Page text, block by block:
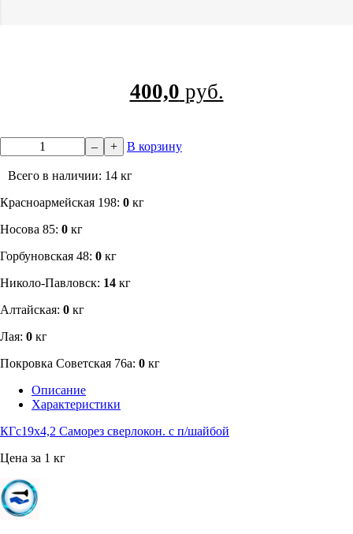
400,0 руб.
– + В корзину
Всего в наличии: 14 кг
​Красноармейская 198: 0 кг
Носова 85: 0 кг
​Горбуновская 48: 0 кг
​Николо-Павловск: 14 кг
Алтайская: 0 кг
Лая: 0 кг
Покровка Советская 76а: 0 кг
Описание
Характеристики
КГс19х4,2 Саморез сверлокон. с п/шайбой
Цена за 1 кг